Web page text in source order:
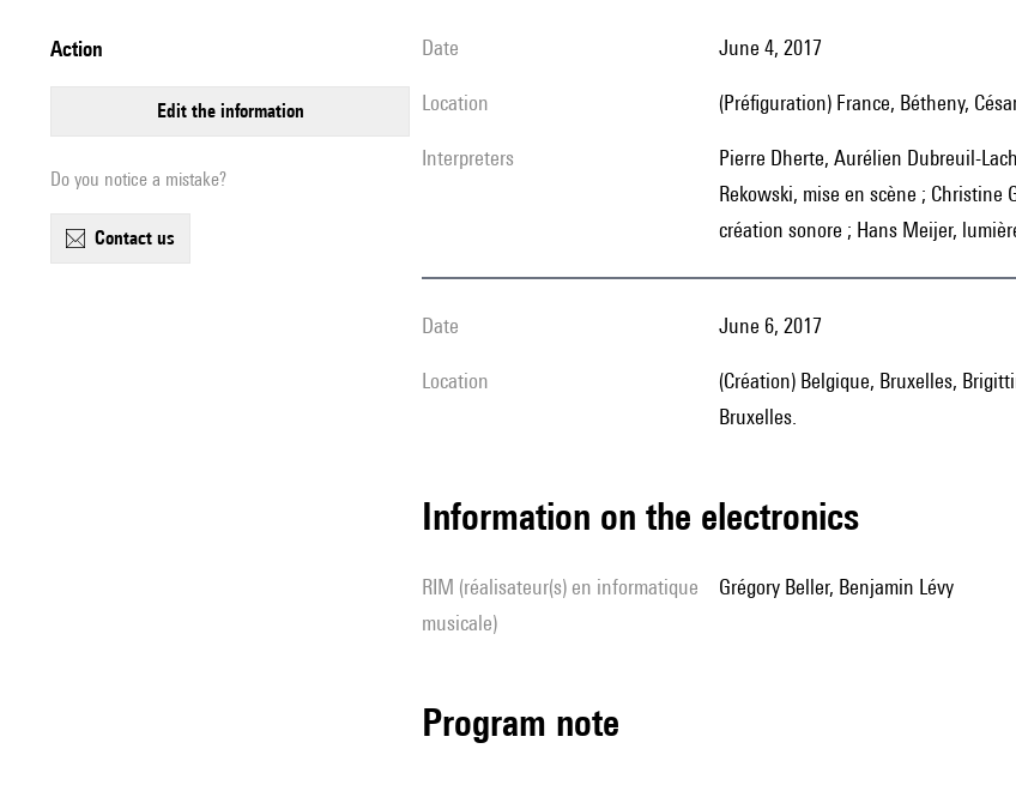
action
edit the information
Do you notice a mistake?
contact us
date June 4, 2017
location (Préfiguration) France, Bétheny,
interpreters
Pierre Dherte, Aurélien Dubreuil-Lachaud, Candy Saulnier, Adèle Vandroth, acteurs ; Ingrid von Wantoch
Rekowski, mise en scène ;
création sonore ; Hans Meijer,
date June 6, 2017
location
(Création) Belgique, Bruxelles, Brigittines - Centre d'art contemporain du mouvement de la ville de
Bruxelles.
Information on the electronics
RIM (réalisateur(s) en informatique
musicale)
Grégory Beller, Benjamin Lévy
Program note